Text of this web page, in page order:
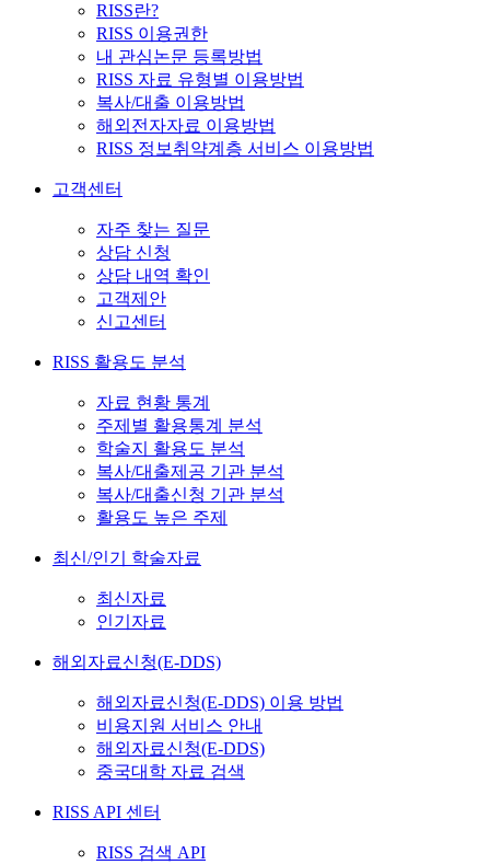
RISS란?
RISS 이용권한
내 관심논문 등록방법
RISS 자료 유형별 이용방법
복사/대출 이용방법
해외전자자료 이용방법
RISS 정보취약계층 서비스 이용방법
고객센터
자주 찾는 질문
상담 신청
상담 내역 확인
고객제안
신고센터
RISS 활용도 분석
자료 현황 통계
주제별 활용통계 분석
학술지 활용도 분석
복사/대출제공 기관 분석
복사/대출신청 기관 분석
활용도 높은 주제
최신/인기 학술자료
최신자료
인기자료
해외자료신청(E-DDS)
해외자료신청(E-DDS) 이용 방법
비용지원 서비스 안내
해외자료신청(E-DDS)
중국대학 자료 검색
RISS API 센터
RISS 검색 API